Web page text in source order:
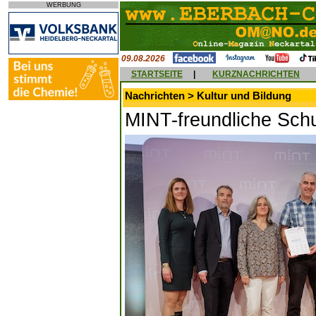
WERBUNG
09.08.2026
STARTSEITE
KURZNACHRICHTEN
Nachrichten > Kultur und Bildung
MINT-freundliche